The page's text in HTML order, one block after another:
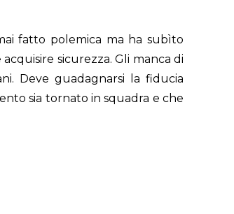
fatto polemica ma ha subìto
sicurezza. Gli manca di
Deve guadagnarsi la fiducia
sia tornato in squadra e che